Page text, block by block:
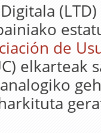
de
elkarteak